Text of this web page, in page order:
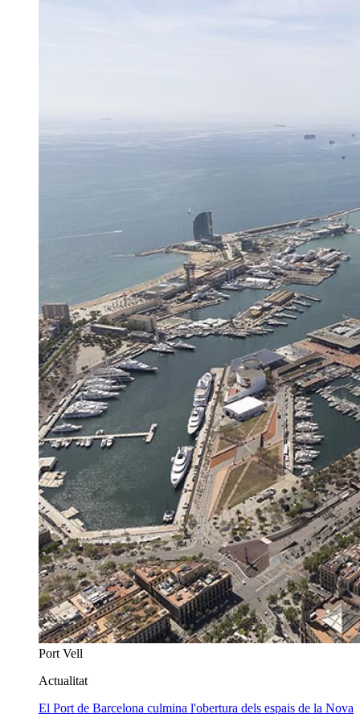
Port Vell
Actualitat
El Port de Barcelona culmina l'obertura dels espais de la Nova